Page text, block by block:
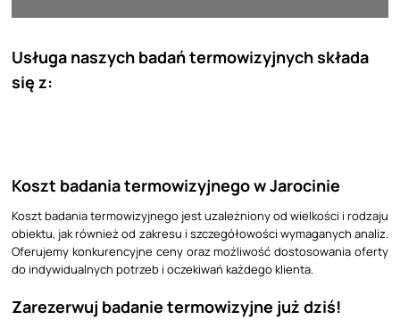
Usługa naszych badań termowizyjnych składa
się z:
Koszt badania termowizyjnego w Jarocinie
Koszt badania termowizyjnego jest uzależniony od wielkości i rodzaju
obiektu, jak również od zakresu i szczegółowości wymaganych analiz.
Oferujemy konkurencyjne ceny oraz możliwość dostosowania oferty
do indywidualnych potrzeb i oczekiwań każdego klienta.
Zarezerwuj badanie termowizyjne już dziś!